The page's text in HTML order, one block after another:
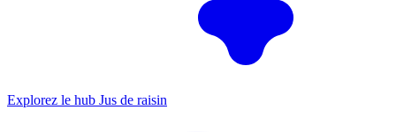
Explorez le hub Jus de raisin